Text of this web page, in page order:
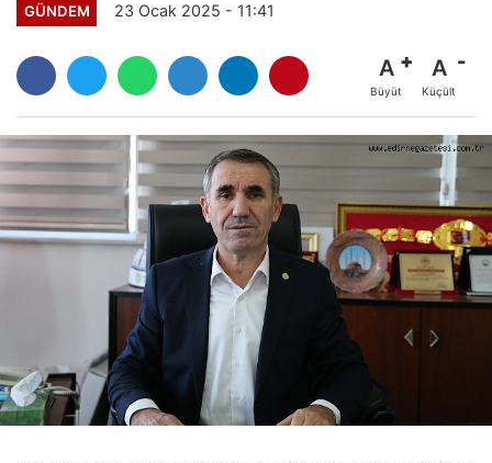
GÜNDEM 23 Ocak 2025 - 11:41
A
Büyüt
A
Küçült